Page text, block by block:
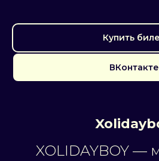
Купить
ВКонтакте
XOLIDAYBOY —